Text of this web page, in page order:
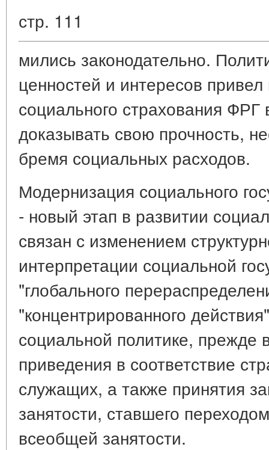
стр. 111
мились законодательно.
ценностей и интересов привел
социального страхования
доказывать свою прочность,
бремя социальных расходов.
Модернизация социального
- новый этап в развитии
связан с изменением
интерпретации социальной
"глобального
"концентрированного
социальной политике, прежде
приведения в соответствие
служащих, а также принятия
занятости, ставшего
всеобщей занятости.